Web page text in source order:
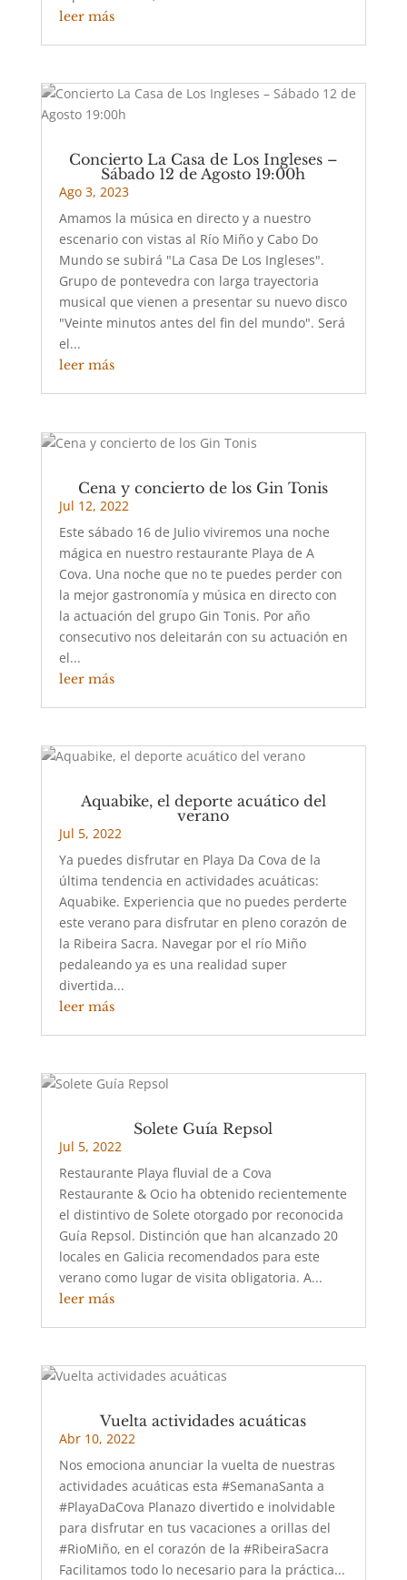
leer más
Concierto La Casa de Los Ingleses –
Sábado 12 de Agosto 19:00h
Ago 3, 2023
Amamos la música en directo y a nuestro
escenario con vistas al Río Miño y Cabo Do
Mundo se subirá "La Casa De Los Ingleses".
Grupo de pontevedra con larga trayectoria
musical que vienen a presentar su nuevo disco
"Veinte minutos antes del fin del mundo". Será
el...
leer más
Cena y concierto de los Gin Tonis
Jul 12, 2022
Este sábado 16 de Julio viviremos una noche
mágica en nuestro restaurante Playa de A
Cova. Una noche que no te puedes perder con
la mejor gastronomía y música en directo con
la actuación del grupo Gin Tonis. Por año
consecutivo nos deleitarán con su actuación en
el...
leer más
Aquabike, el deporte acuático del
verano
Jul 5, 2022
Ya puedes disfrutar en Playa Da Cova de la
última tendencia en actividades acuáticas:
Aquabike. Experiencia que no puedes perderte
este verano para disfrutar en pleno corazón de
la Ribeira Sacra. Navegar por el río Miño
pedaleando ya es una realidad super
divertida...
leer más
Solete Guía Repsol
Jul 5, 2022
Restaurante Playa fluvial de a Cova
Restaurante & Ocio ha obtenido recientemente
el distintivo de Solete otorgado por reconocida
Guía Repsol. Distinción que han alcanzado 20
locales en Galicia recomendados para este
verano como lugar de visita obligatoria. A...
leer más
Vuelta actividades acuáticas
Abr 10, 2022
Nos emociona anunciar la vuelta de nuestras
actividades acuáticas esta #SemanaSanta a
#PlayaDaCova Planazo divertido e inolvidable
para disfrutar en tus vacaciones a orillas del
#RioMiño, en el corazón de la #RibeiraSacra
Facilitamos todo lo necesario para la práctica...